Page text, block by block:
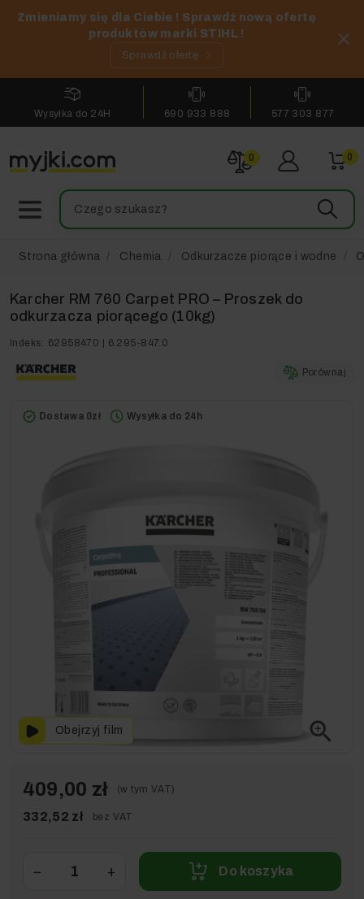
Zmieniamy się dla Ciebie ! Sprawdź nową ofertę
produktów marki STIHL !
Sprawdź ofertę
Wysyłka do 24H 690 933 888 577 303 877
0 0
Strona główna Chemia Odkurzacze piorące i wodne
Karcher RM 760 Carpet PRO – Proszek do
odkurzacza piorącego (10kg)
Indeks: 62958470 | 6.295-847.0
Porównaj
Dostawa 0zł Wysyłka do 24h
Obejrzyj film zoom_in
409,00 zł (w tym VAT)
332,52 zł bez VAT
− + Do koszyka